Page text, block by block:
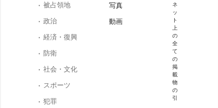
被占領地
政治
経済・復興
防衛
社会・文化
スポーツ
犯罪
写真
動画
ネ
ッ
ト
上
の
全
て
の
掲
載
物
の
引